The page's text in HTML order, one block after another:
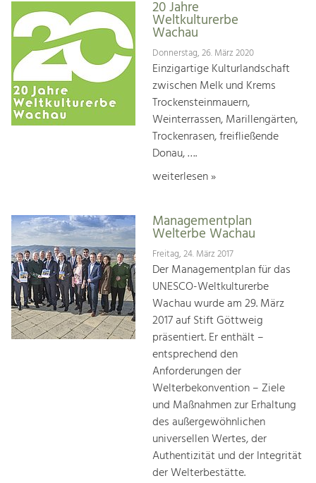
20 Jahre
Weltkulturerbe
Wachau
Donnerstag, 26. März 2020
Einzigartige Kulturlandschaft
zwischen Melk und Krems
Trockensteinmauern,
Weinterrassen, Marillengärten,
Trockenrasen, freifließende
Donau, ….
weiterlesen »
Managementplan
Welterbe Wachau
Freitag, 24. März 2017
Der Managementplan für das
UNESCO-Weltkulturerbe
Wachau wurde am 29. März
2017 auf Stift Göttweig
präsentiert. Er enthält –
entsprechend den
Anforderungen der
Welterbekonvention – Ziele
und Maßnahmen zur Erhaltung
des außergewöhnlichen
universellen Wertes, der
Authentizität und der Integrität
der Welterbestätte.